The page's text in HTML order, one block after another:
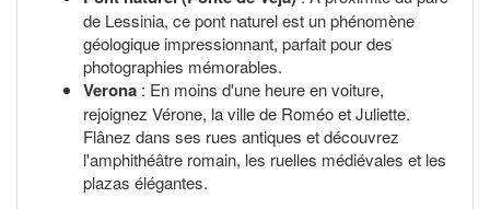
de Lessinia, ce pont naturel est un phénomène
géologique impressionnant, parfait pour des
photographies mémorables.
Verona : En moins d'une heure en voiture,
rejoignez Vérone, la ville de Roméo et Juliette.
Flânez dans ses rues antiques et découvrez
l'amphithéâtre romain, les ruelles médiévales et les
plazas élégantes.